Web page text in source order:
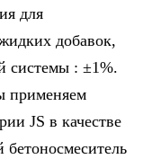
для
добавок,
системы : ±1%.
применяем
JS в качестве
бетоносмеситель